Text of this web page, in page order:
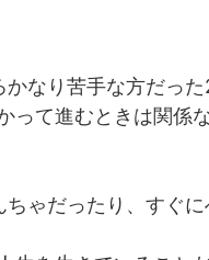
なり苦手な方だった
て進むときは関係な
ゃだったり、すぐに